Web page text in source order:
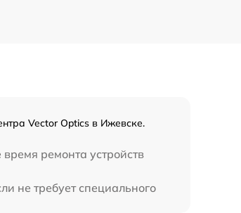
Vector Optics в Ижевске.
ремонта устройств
не требует специального